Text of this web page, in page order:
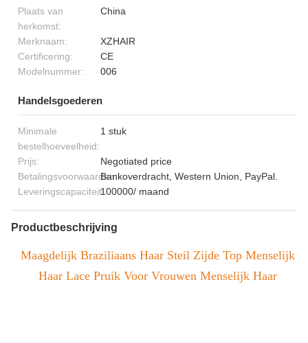
Plaats van
herkomst:
China
Merknaam:
XZHAIR
Certificering:
CE
Modelnummer:
006
Handelsgoederen
Minimale
bestelhoeveelheid:
1 stuk
Prijs:
Negotiated price
Betalingsvoorwaarden:Bankoverdracht, Western Union, PayPal.
Leveringscapaciteit:100000/ maand
Productbeschrijving
Maagdelijk Braziliaans Haar Steil Zijde Top Menselijk
Haar Lace Pruik Voor Vrouwen Menselijk Haar